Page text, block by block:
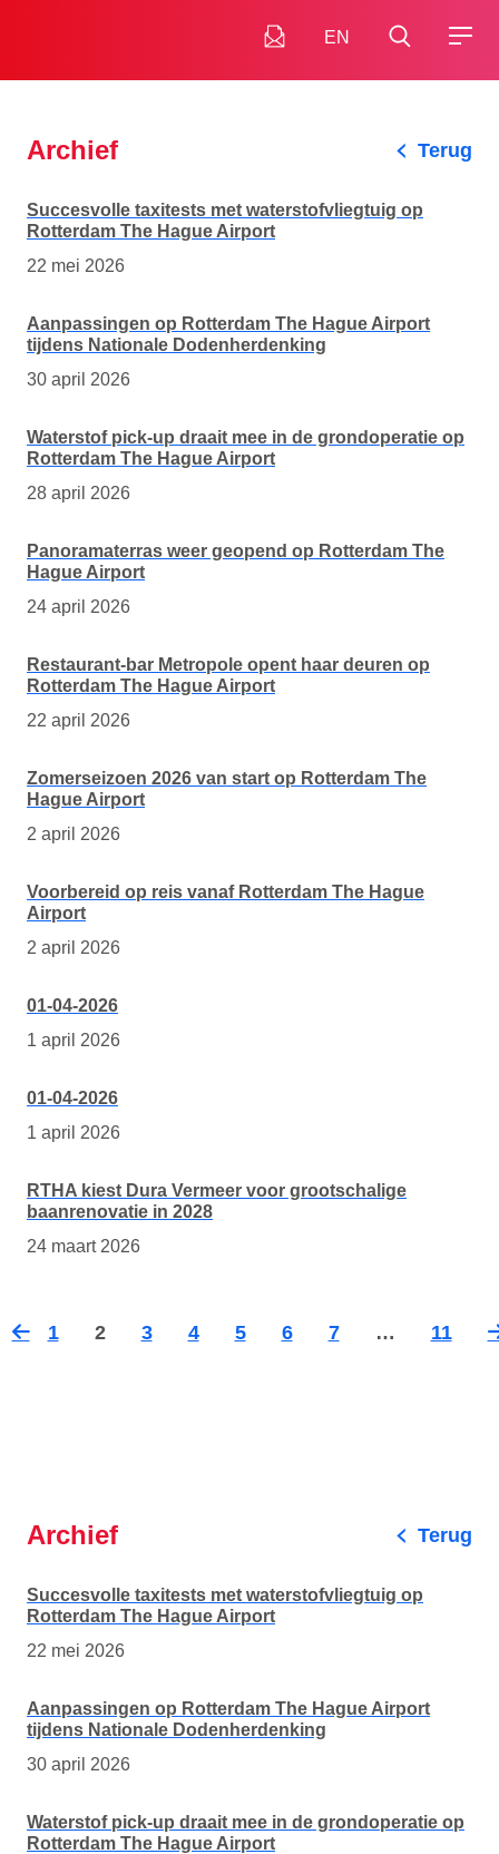
EN
Archief Terug
Succesvolle taxitests met waterstofvliegtuig op
Rotterdam The Hague Airport
22 mei 2026
Aanpassingen op Rotterdam The Hague Airport
tijdens Nationale Dodenherdenking
30 april 2026
Waterstof pick-up draait mee in de grondoperatie op
Rotterdam The Hague Airport
28 april 2026
Panoramaterras weer geopend op Rotterdam The
Hague Airport
24 april 2026
Restaurant-bar Metropole opent haar deuren op
Rotterdam The Hague Airport
22 april 2026
Zomerseizoen 2026 van start op Rotterdam The
Hague Airport
2 april 2026
Voorbereid op reis vanaf Rotterdam The Hague
Airport
2 april 2026
01-04-2026
1 april 2026
01-04-2026
1 april 2026
RTHA kiest Dura Vermeer voor grootschalige
baanrenovatie in 2028
24 maart 2026
1 2 3 4 5 6 7 …
11
Archief Terug
Succesvolle taxitests met waterstofvliegtuig op
Rotterdam The Hague Airport
22 mei 2026
Aanpassingen op Rotterdam The Hague Airport
tijdens Nationale Dodenherdenking
30 april 2026
Waterstof pick-up draait mee in de grondoperatie op
Rotterdam The Hague Airport